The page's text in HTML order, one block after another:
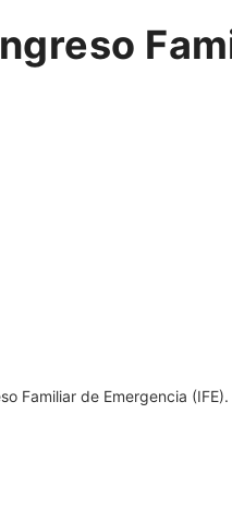
Familiar de Emergencia (IFE).